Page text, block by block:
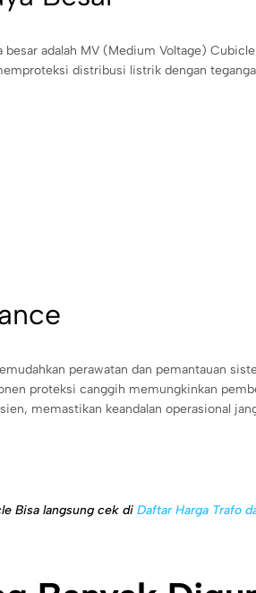
adalah MV (Medium Voltage)
distribusi listrik dengan
perawatan dan pemantauan
proteksi canggih memungkinkan
memastikan keandalan operasional
Bisa langsung cek di Daftar Harga Trafo